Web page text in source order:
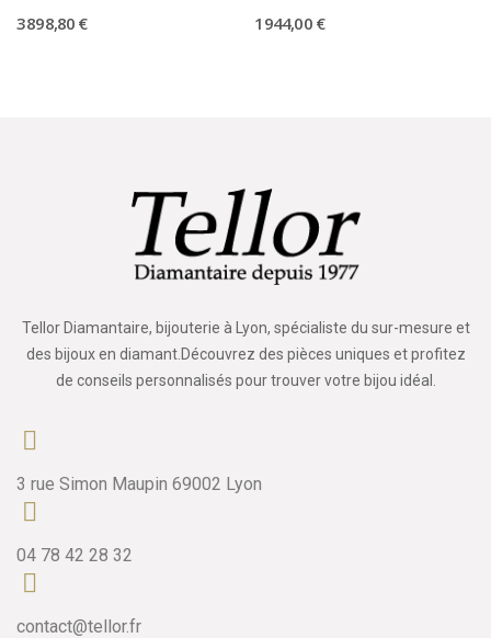
3 898,80 € 1 944,00 €
Tellor Diamantaire, bijouterie à Lyon, spécialiste du sur-mesure et
des bijoux en diamant.Découvrez des pièces uniques et profitez
de conseils personnalisés pour trouver votre bijou idéal.
3 rue Simon Maupin 69002 Lyon
04 78 42 28 32
contact@tellor.fr